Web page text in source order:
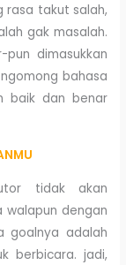
rasa takut salah,
gak masalah.
dimasukkan
bahasa
baik dan benar
tidak akan
walapun dengan
goalnya adalah
berbicara. jadi,